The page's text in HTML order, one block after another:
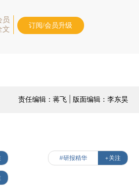
员
文
订阅/会员升级
责任编辑：蒋飞 | 版面编辑：李东昊
#研报精华 +关注